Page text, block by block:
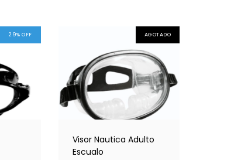
29% OFF AGOTADO
Visor Nautica Adulto
Escualo